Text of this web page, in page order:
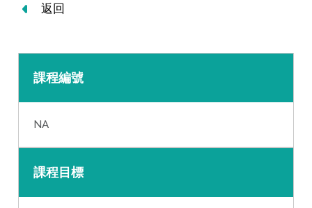
返回
課程編號
NA
課程目標